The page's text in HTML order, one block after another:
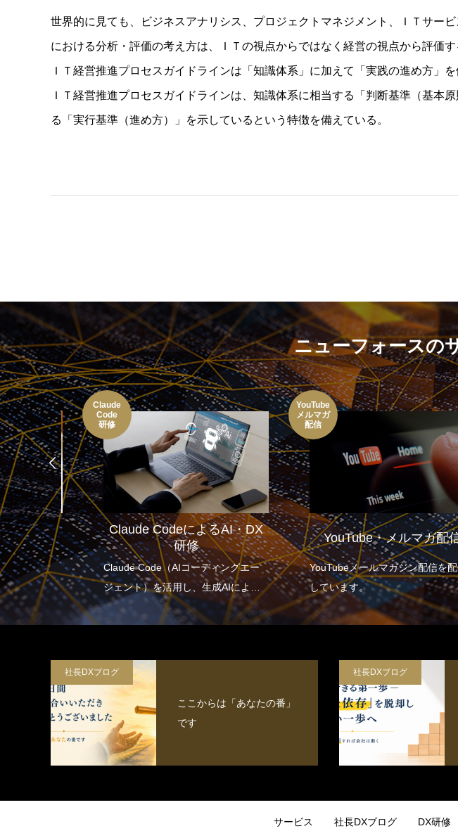
世界的に見ても、ビジネスアナリシス、プロジェクトマネジメント、ＩＴサー
における分析・評価の考え方は、ＩＴの視点からではなく経営の視点から評価す
ＩＴ経営推進プロセスガイドラインは「知識体系」に加えて「実践の進め方」を
ＩＴ経営推進プロセスガイドラインは、知識体系に相当する「判断基準（基本
る「実行基準（進め方）」を示しているという特徴を備えている。
ニューフォースの
機関
月30
（認定
Claude
Code
研修
Claude CodeによるAI・DX
研修
Claude Code（AIコーディングエー
ジェント）を活用し、生成AIによる
業務効率化・自動化のスキルを習得
するとともに、社内のDX推進を担う
YouTube
メルマガ
配信
YouTube・メルマガ配信
YouTubeメールマガジン配信を配信
しています。
社長DXブログ
ここからは「あなたの番」
です
社長DXブログ
サービス 社長DXブログ DX研修